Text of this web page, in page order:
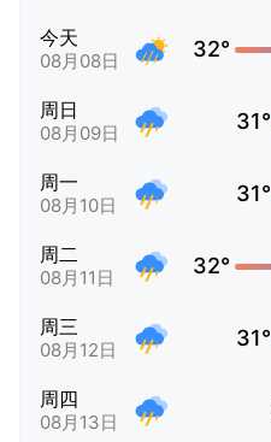
今天
08月08日 32°
周日
08月09日 31°
周一
08月10日 31°
周二
08月11日 32°
周三
08月12日 31°
周四
08月13日